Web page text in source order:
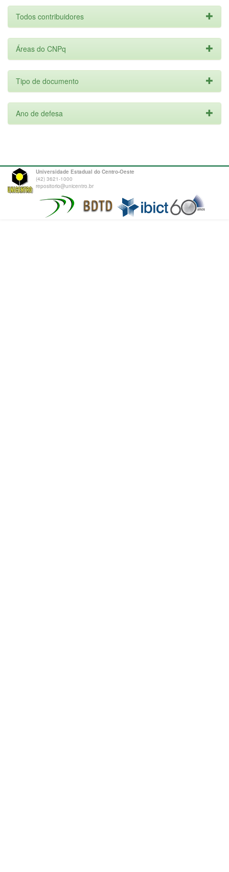
Todos contribuidores
Áreas do CNPq
Tipo de documento
Ano de defesa
Universidade Estadual do Centro-Oeste
(42) 3621-1000
repositorio@unicentro.br